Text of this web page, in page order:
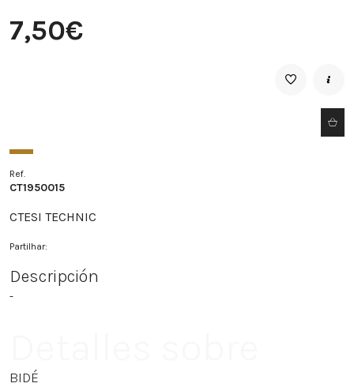
7,50€
Ref.
CT1950015
CTESI TECHNIC
Partilhar:
Descripción
-
BIDÉ